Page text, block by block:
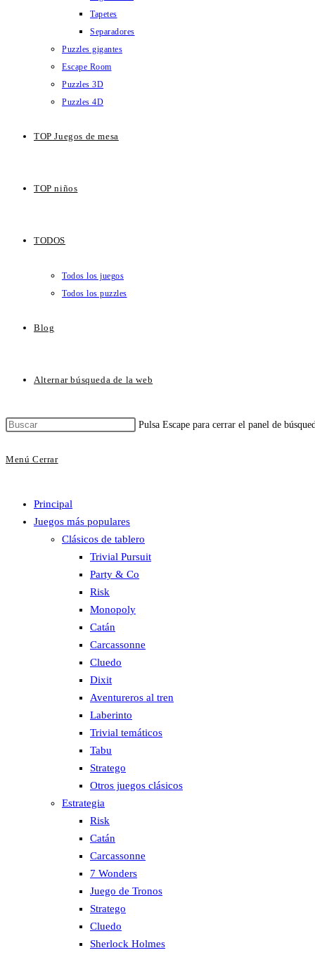
Tapetes
Separadores
Puzzles gigantes
Escape Room
Puzzles 3D
Puzzles 4D
TOP Juegos de mesa
TOP niños
TODOS
Todos los juegos
Todos los puzzles
Blog
Alternar búsqueda de la web
Pulsa Escape para cerrar el panel de
Menú Cerrar
Principal
Juegos más populares
Clásicos de tablero
Trivial Pursuit
Party & Co
Risk
Monopoly
Catán
Carcassonne
Cluedo
Dixit
Aventureros al tren
Laberinto
Trivial temáticos
Tabu
Stratego
Otros juegos clásicos
Estrategia
Risk
Catán
Carcassonne
7 Wonders
Juego de Tronos
Stratego
Cluedo
Sherlock Holmes